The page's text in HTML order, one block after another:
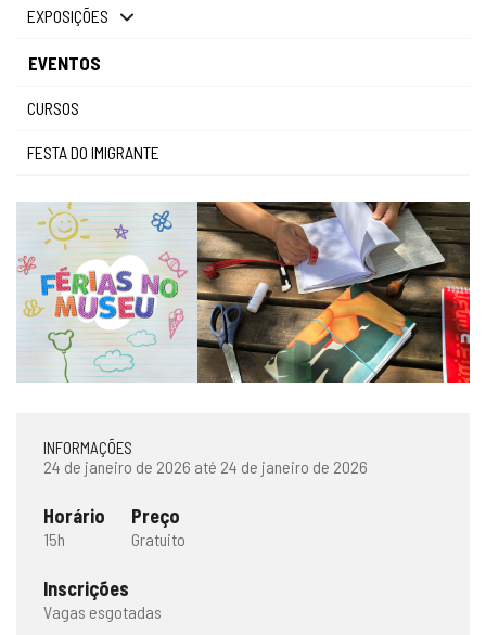
EXPOSIÇÕES
EVENTOS
CURSOS
FESTA DO IMIGRANTE
INFORMAÇÕES
24 de janeiro de 2026 até 24 de janeiro de 2026
Horário
15h
Preço
Gratuito
Inscrições
Vagas esgotadas